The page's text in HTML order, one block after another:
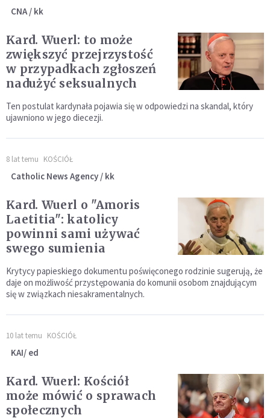
CNA / kk
Kard. Wuerl: to może
zwiększyć przejrzystość
w przypadkach zgłoszeń
nadużyć seksualnych
Ten postulat kardynała pojawia się w odpowiedzi na skandal, który
ujawniono w jego diecezji.
8 lat temu KOŚCIÓŁ
Catholic News Agency / kk
Kard. Wuerl o "Amoris
Laetitia": katolicy
powinni sami używać
swego sumienia
Krytycy papieskiego dokumentu poświęconego rodzinie sugerują, że
daje on możliwość przystępowania do komunii osobom znajdującym
się w związkach niesakramentalnych.
10 lat temu KOŚCIÓŁ
KAI/ ed
Kard. Wuerl: Kościół
może mówić o sprawach
społecznych